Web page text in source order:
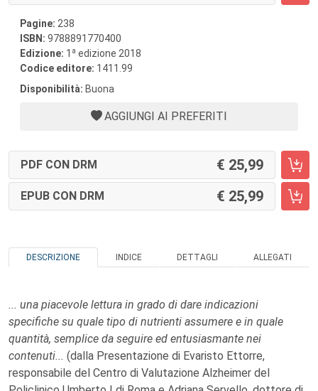
Pagine: 238
ISBN: 9788891770400
Edizione: 1 a edizione 2018
Codice editore: 1411.99
Disponibilità: Buona
AGGIUNGI AI PREFERITI
PDF CON DRM 25,99
EPUB CON DRM 25,99
DESCRIZIONE INDICE DETTAGLI ALLEGATI
... una piacevole lettura in grado di dare indicazioni
specifiche su quale tipo di nutrienti assumere e in quale
quantità, semplice da seguire ed entusiasmante nei
contenuti... (dalla Presentazione di Evaristo Ettorre,
responsabile del Centro di Valutazione Alzheimer del